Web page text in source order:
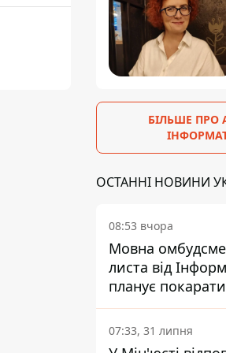
БІЛЬШЕ ПРО
ОСТАННІ НОВИНИ
08:53 вчора
Мовна
листа від
планує
підрядника
07:33, 31 липня